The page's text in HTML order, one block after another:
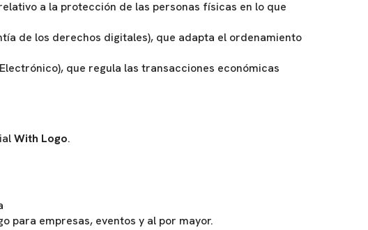
a la protección de las personas físicas en lo que
de los derechos digitales), que adapta el ordenamiento
que regula las transacciones económicas
With Logo.
para empresas, eventos y al por mayor.